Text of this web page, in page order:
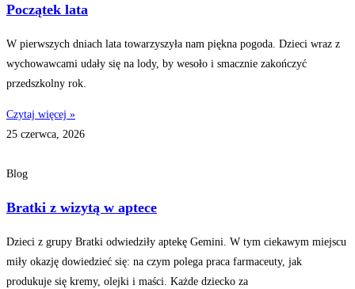
Początek lata
W pierwszych dniach lata towarzyszyła nam piękna pogoda. Dzieci wraz z
wychowawcami udały się na lody, by wesoło i smacznie zakończyć
przedszkolny rok.
Czytaj więcej »
25 czerwca, 2026
Blog
Bratki z wizytą w aptece
Dzieci z grupy Bratki odwiedziły aptekę Gemini. W tym ciekawym miejscu
miły okazję dowiedzieć się: na czym polega praca farmaceuty, jak
produkuje się kremy, olejki i maści. Każde dziecko za